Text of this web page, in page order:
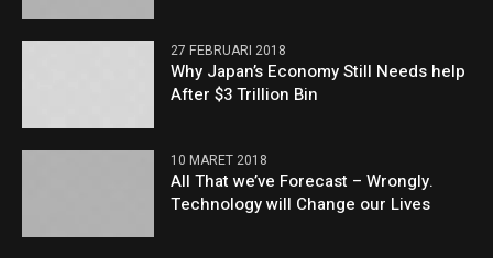
27 FEBRUARI 2018
Why Japan’s Economy Still Needs help
After $3 Trillion Bin
10 MARET 2018
All That we’ve Forecast – Wrongly.
Technology will Change our Lives